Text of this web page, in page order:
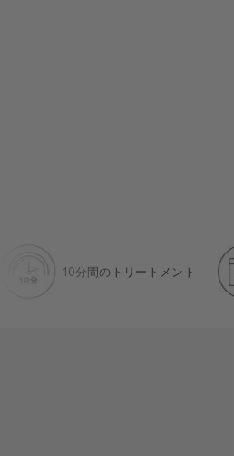
10分間のトリートメント